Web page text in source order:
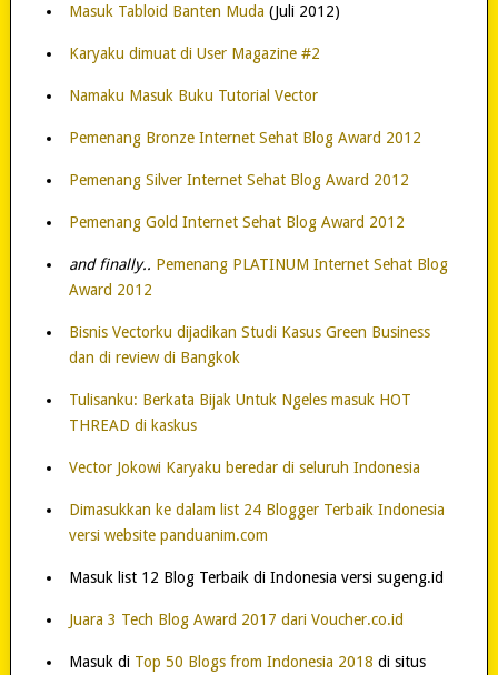
Masuk Tabloid Banten Muda (Juli 2012)
Karyaku dimuat di User Magazine #2
Namaku Masuk Buku Tutorial Vector
Pemenang Bronze Internet Sehat Blog Award 2012
Pemenang Silver Internet Sehat Blog Award 2012
Pemenang Gold Internet Sehat Blog Award 2012
and finally.. Pemenang PLATINUM Internet Sehat Blog
Award 2012
Bisnis Vectorku dijadikan Studi Kasus Green Business
dan di review di Bangkok
Tulisanku: Berkata Bijak Untuk Ngeles masuk HOT
THREAD di kaskus
Vector Jokowi Karyaku beredar di seluruh Indonesia
Dimasukkan ke dalam list 24 Blogger Terbaik Indonesia
versi website panduanim.com
Masuk list 12 Blog Terbaik di Indonesia versi sugeng.id
Juara 3 Tech Blog Award 2017 dari Voucher.co.id
Masuk di Top 50 Blogs from Indonesia 2018 di situs